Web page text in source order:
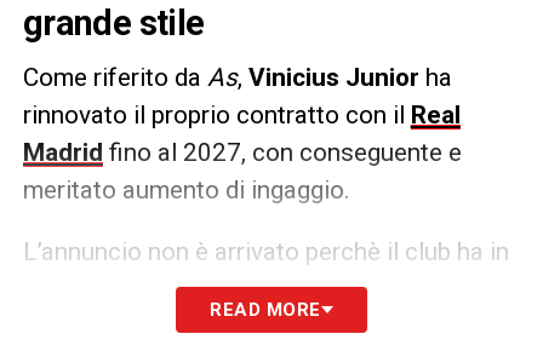
grande stile
Come riferito da As, Vinicius Junior ha
rinnovato il proprio contratto con il Real
Madrid fino al 2027, con conseguente e
meritato aumento di ingaggio.
L’annuncio non è arrivato perchè il club ha in
mente una grande cerimonia di
festeggiamento anche per altri due
READ MORE